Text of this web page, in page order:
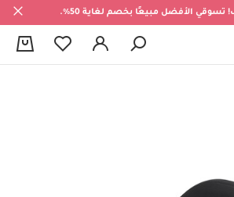
تسوقي الأفضل مبيعًا بخصم لغاية 50%.